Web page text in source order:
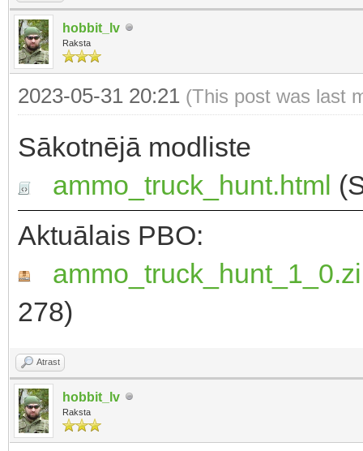
hobbit_lv
Raksta
2023-05-31 20:21 (This post was last
Sākotnējā modliste
ammo_truck_hunt.html
Aktuālais PBO:
278)
Atrast
hobbit_lv
Raksta